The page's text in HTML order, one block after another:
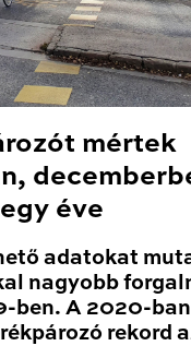
mértek
éve
adatokat
nagyobb
ben. A 2020-ban
rekord